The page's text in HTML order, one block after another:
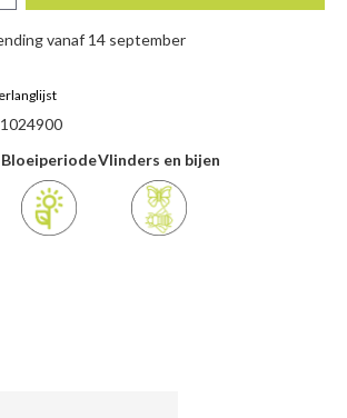
vanaf 14 september
1024900
BloeiperiodeVlinders en bijen